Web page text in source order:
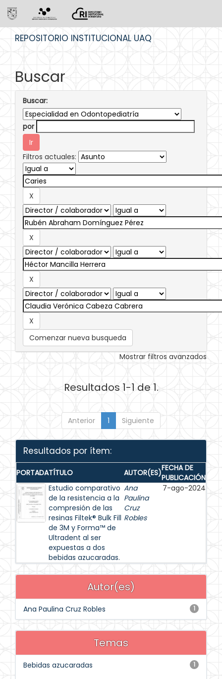
REPOSITORIO INSTITUCIONAL UAQ
Buscar
Buscar:
por
Filtros actuales:
Comenzar nueva busqueda
Mostrar filtros avanzados
Resultados 1-1 de 1.
Anterior 1 Siguiente
Resultados por ítem:
PORTADATÍTULO AUTOR(ES)FECHA DE
PUBLICACIÓN
Estudio comparativo
de la resistencia a la
compresión de las
resinas Filtek® Bulk Fill
de 3M y Forma™ de
Ultradent al ser
expuestas a dos
bebidas azucaradas.
Ana
Paulina
Cruz
Robles
7-ago-2024
Autor(es)
1
Ana Paulina Cruz Robles
Temas
1
Bebidas azucaradas